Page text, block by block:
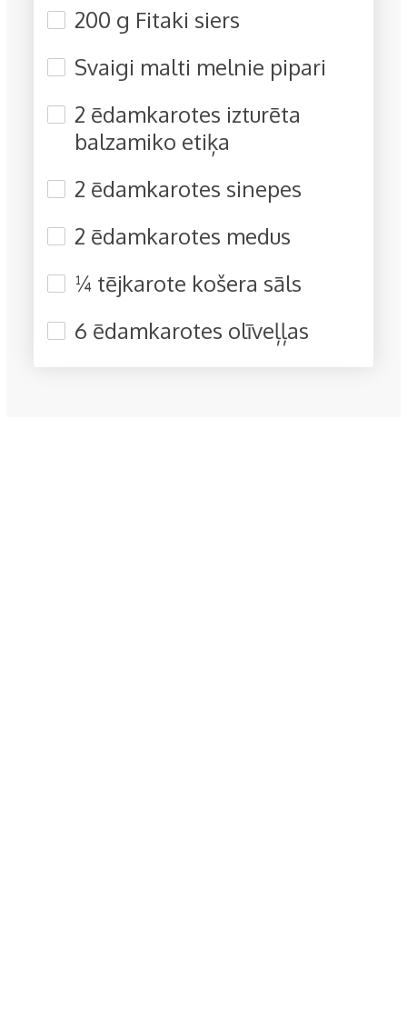
200 g Fitaki siers
Svaigi malti melnie pipari
2 ēdamkarotes izturēta
balzamiko etiķa
2 ēdamkarotes sinepes
2 ēdamkarotes medus
¼ tējkarote košera sāls
6 ēdamkarotes olīveļļas